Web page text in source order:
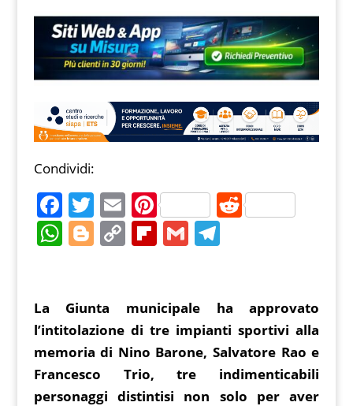
Condividi:
F
a
c
b
o
o
k
T
w
itt
E
m
ai
Pi
nt
er
st
R
t
W
s
A
p
p
Bl
g
er
C
y
Li
n
k
Fl
o
ar
d
G
l
T
gr
a
m
La Giunta municipale ha approvato
l’intitolazione di tre impianti sportivi alla
memoria di Nino Barone, Salvatore Rao e
Francesco Trio, tre indimenticabili
personaggi distintisi non solo per aver